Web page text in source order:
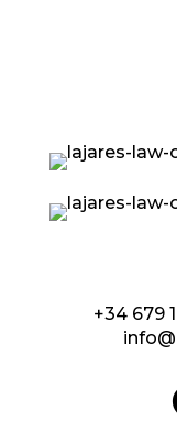
+34 679